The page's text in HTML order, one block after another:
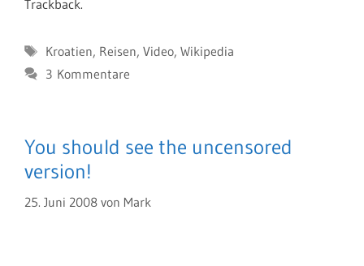
Trackback.
Schlagwörter
Kroatien, Reisen, Video, Wikipedia
3 Kommentare
You should see the uncensored
version!
25. Juni 2008 von Mark